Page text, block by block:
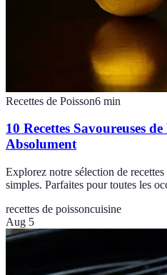
Recettes de Poisson6 min
10 Recettes Savoureuses
Absolument
Explorez notre sélection de
simples. Parfaites pour toutes les
recettes de poissoncuisine
Aug 5